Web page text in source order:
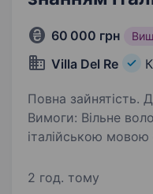
60 000 грн
Villa Del Re
Повна зайнятість.
Вимоги: Вільне володіння усною та письмовою
італійською
користувач
2 год. тому